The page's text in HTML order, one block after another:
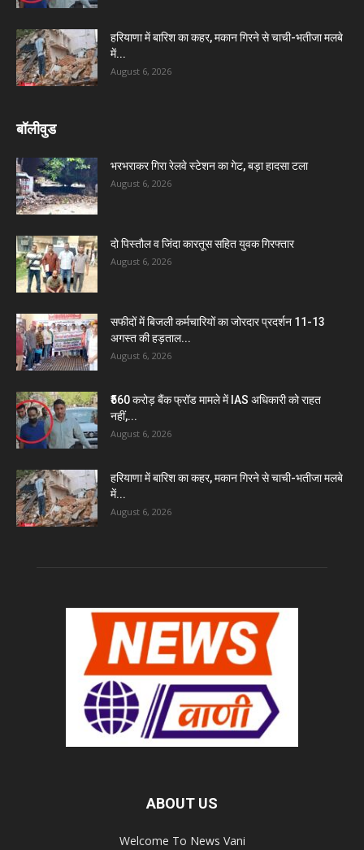
हरियाणा में बारिश का कहर, मकान गिरने से चाची-भतीजा मलबे
में...
August 6, 2026
बॉलीवुड
भरभराकर गिरा रेलवे स्टेशन का गेट, बड़ा हादसा टला
August 6, 2026
दो पिस्तौल व जिंदा कारतूस सहित युवक गिरफ्तार
August 6, 2026
सफीदों में बिजली कर्मचारियों का जोरदार प्रदर्शन 11-13
अगस्त की हड़ताल...
August 6, 2026
₹560 करोड़ बैंक फ्रॉड मामले में IAS अधिकारी को राहत
नहीं,...
August 6, 2026
हरियाणा में बारिश का कहर, मकान गिरने से चाची-भतीजा मलबे
में...
August 6, 2026
ABOUT US
Welcome To News Vani